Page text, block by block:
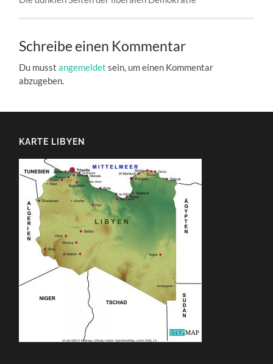
Schreibe einen Kommentar
Du musstangemeldet sein, um einen Kommentar
abzugeben.
KARTE LIBYEN